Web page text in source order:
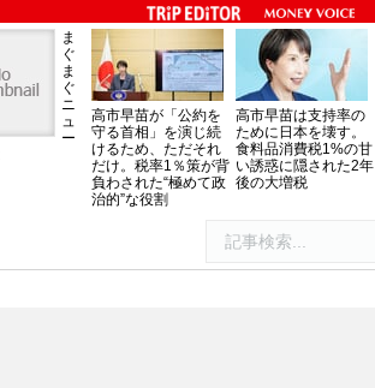
ま
ぐ
ま
ぐ
ニ
ュ
ー
高市早苗が「公約を
守る首相」を演じ続
けるため、ただそれ
だけ。税率1％策が背
負わされた“極めて政
治的”な役割
高市早苗は支持率の
ために日本を壊す。
食料品消費税1%の甘
い誘惑に隠された2年
後の大増税